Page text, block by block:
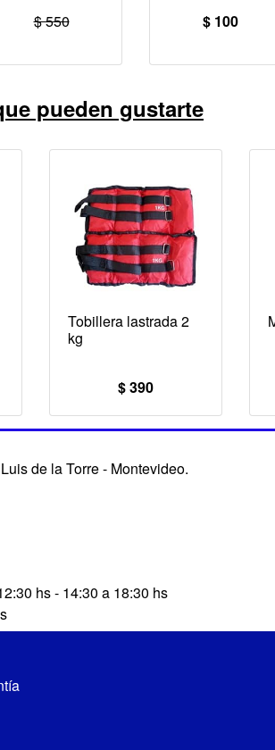
$ 550 $ 100
pueden gustarte
Tobillera lastrada 2
kg
$ 390
de la Torre - Montevideo.
hs - 14:30 a 18:30 hs